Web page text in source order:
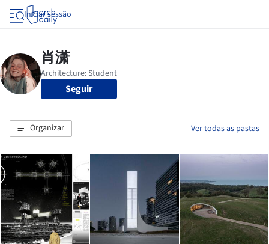
Iniciar sessão
Seguir
Organizar Ver todas as pastas